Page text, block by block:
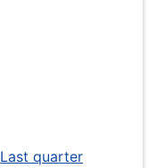
Last quarter